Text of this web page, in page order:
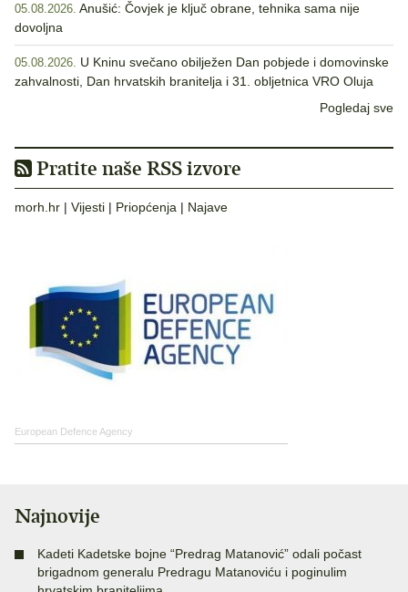
05.08.2026. Anušić: Čovjek je ključ obrane, tehnika sama nije
dovoljna
05.08.2026. U Kninu svečano obilježen Dan pobjede i domovinske
zahvalnosti, Dan hrvatskih branitelja i 31. obljetnica VRO Oluja
Pogledaj sve
Pratite naše RSS izvore
morh.hr | Vijesti | Priopćenja | Najave
European Defence Agency
Najnovije
Kadeti Kadetske bojne “Predrag Matanović” odali počast
brigadnom generalu Predragu Matanoviću i poginulim